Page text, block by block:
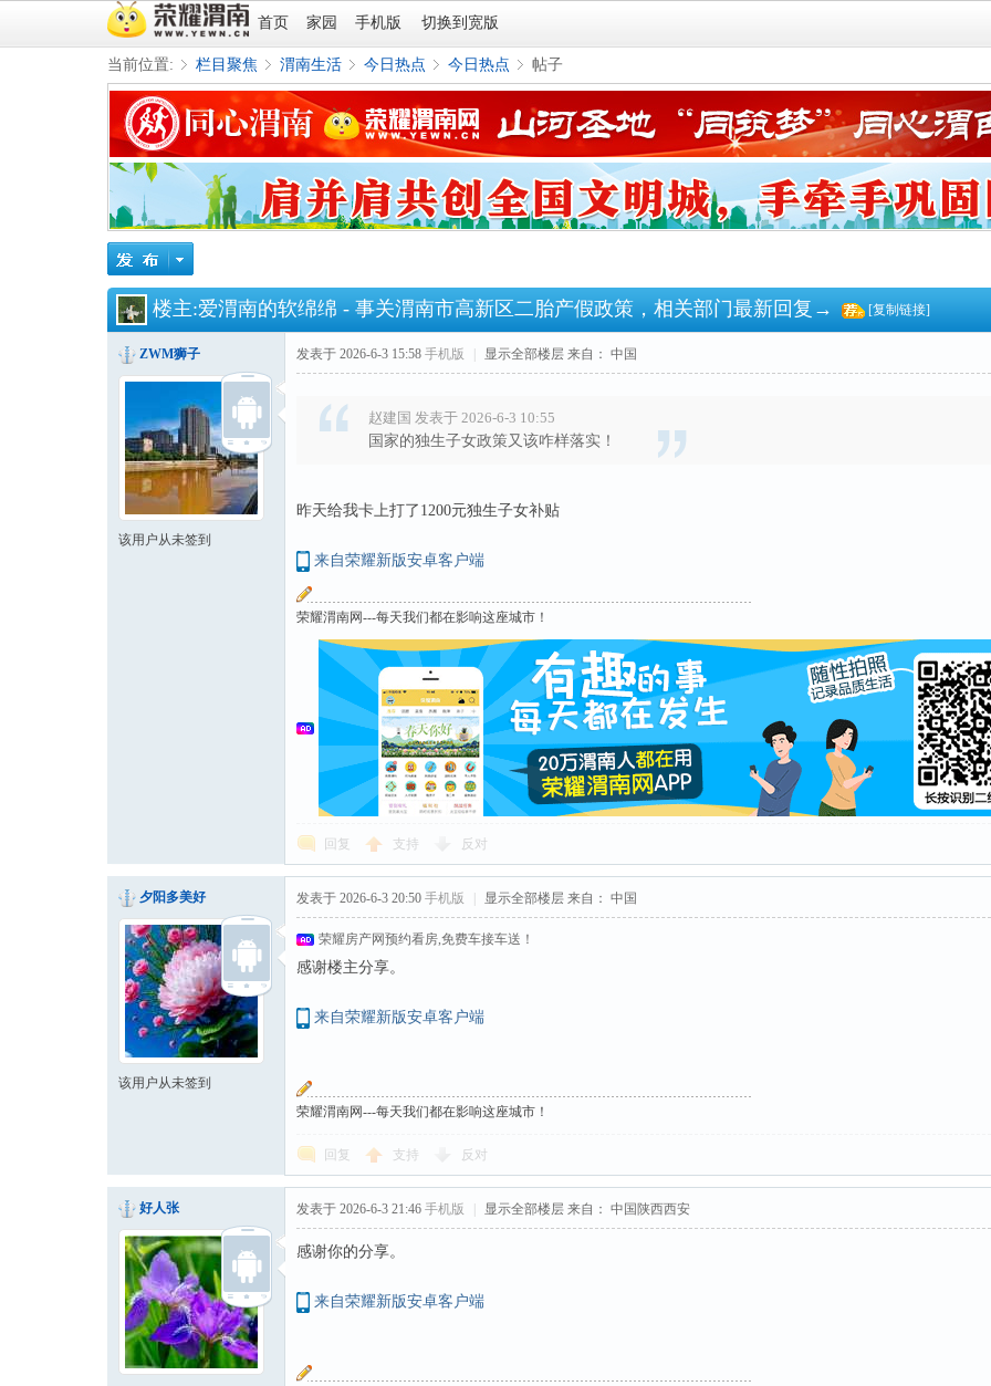
首页 家园 手机版 切换到宽版
当前位置:
»
栏目聚焦
›
渭南生活
›
今日热点
›
今日热点
›
帖子
楼主:爱渭南的软绵绵 - 事关渭南市高新区二胎产假政策，相关部门最新回复→ [复制链接]
ZWM狮子
该用户从未签到
发表于 2026-6-3 15:58 手机版 显示全部楼层 来自： 中国
赵建国 发表于 2026-6-3 10:55
国家的独生子女政策又该咋样落实！
昨天给我卡上打了1200元独生子女补贴
来自荣耀新版安卓客户端
荣耀渭南网---每天我们都在影响这座城市！
回复 支持 反对
夕阳多美好
该用户从未签到
发表于 2026-6-3 20:50 手机版 显示全部楼层 来自： 中国
荣耀房产网预约看房,免费车接车送！
感谢楼主分享。
来自荣耀新版安卓客户端
荣耀渭南网---每天我们都在影响这座城市！
回复 支持 反对
好人张 发表于 2026-6-3 21:46 手机版 显示全部楼层 来自： 中国陕西西安
感谢你的分享。
来自荣耀新版安卓客户端